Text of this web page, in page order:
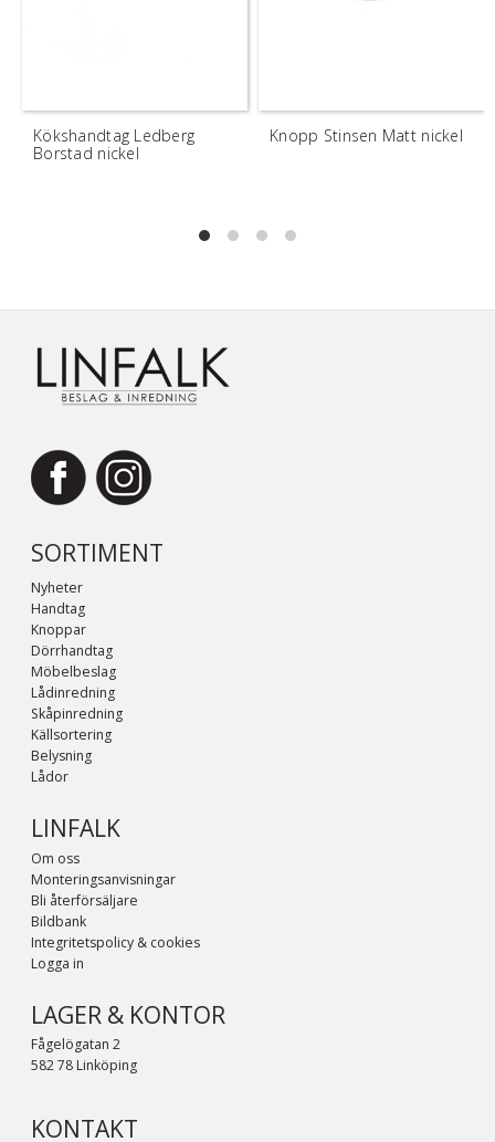
Kökshandtag Ledberg
Borstad nickel
Knopp Stinsen Matt nickel
SORTIMENT
Nyheter
Handtag
Knoppar
Dörrhandtag
Möbelbeslag
Lådinredning
Skåpinredning
Källsortering
Belysning
Lådor
LINFALK
Om oss
Monteringsanvisningar
Bli återförsäljare
Bildbank
Integritetspolicy & cookies
Logga in
LAGER & KONTOR
Fågelögatan 2
582 78 Linköping
KONTAKT